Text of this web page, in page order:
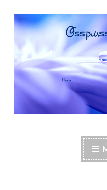
Skip
to
content